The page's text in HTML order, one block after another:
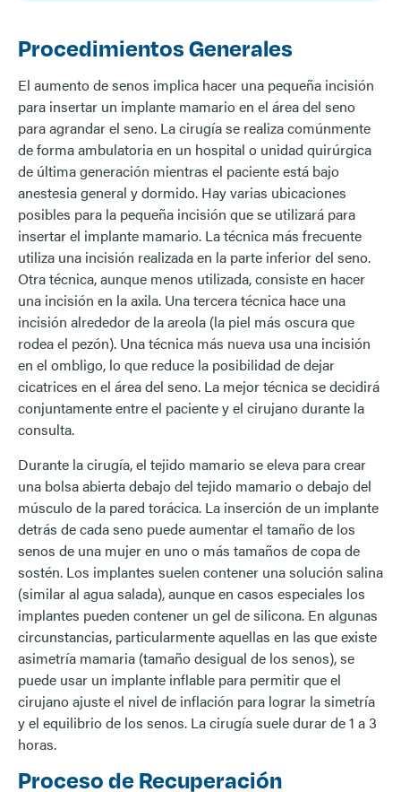
Procedimientos Generales
El aumento de senos implica hacer una pequeña incisión
para insertar un implante mamario en el área del seno
para agrandar el seno. La cirugía se realiza comúnmente
de forma ambulatoria en un hospital o unidad quirúrgica
de última generación mientras el paciente está bajo
anestesia general y dormido. Hay varias ubicaciones
posibles para la pequeña incisión que se utilizará para
insertar el implante mamario. La técnica más frecuente
utiliza una incisión realizada en la parte inferior del seno.
Otra técnica, aunque menos utilizada, consiste en hacer
una incisión en la axila. Una tercera técnica hace una
incisión alrededor de la areola (la piel más oscura que
rodea el pezón). Una técnica más nueva usa una incisión
en el ombligo, lo que reduce la posibilidad de dejar
cicatrices en el área del seno. La mejor técnica se decidirá
conjuntamente entre el paciente y el cirujano durante la
consulta.
Durante la cirugía, el tejido mamario se eleva para crear
una bolsa abierta debajo del tejido mamario o debajo del
músculo de la pared torácica. La inserción de un implante
detrás de cada seno puede aumentar el tamaño de los
senos de una mujer en uno o más tamaños de copa de
sostén. Los implantes suelen contener una solución salina
(similar al agua salada), aunque en casos especiales los
implantes pueden contener un gel de silicona. En algunas
circunstancias, particularmente aquellas en las que existe
asimetría mamaria (tamaño desigual de los senos), se
puede usar un implante inflable para permitir que el
cirujano ajuste el nivel de inflación para lograr la simetría
y el equilibrio de los senos. La cirugía suele durar de 1 a 3
horas.
Proceso de Recuperación